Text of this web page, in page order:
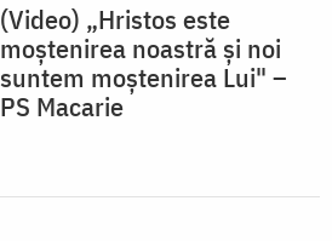
(Video) „Hristos este
moștenirea noastră și noi
suntem moștenirea Lui" –
PS Macarie